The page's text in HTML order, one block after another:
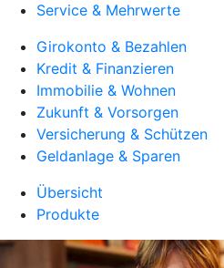
Service & Mehrwerte
Girokonto & Bezahlen
Kredit & Finanzieren
Immobilie & Wohnen
Zukunft & Vorsorgen
Versicherung & Schützen
Geldanlage & Sparen
Übersicht
Produkte